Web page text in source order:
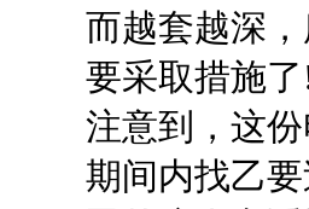
而越套越深
要采取措施
注意到，这
期间内找乙